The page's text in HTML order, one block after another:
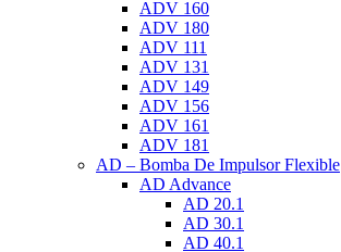
ADV 160
ADV 180
ADV 111
ADV 131
ADV 149
ADV 156
ADV 161
ADV 181
AD – Bomba De Impulsor Flexible
AD Advance
AD 20.1
AD 30.1
AD 40.1